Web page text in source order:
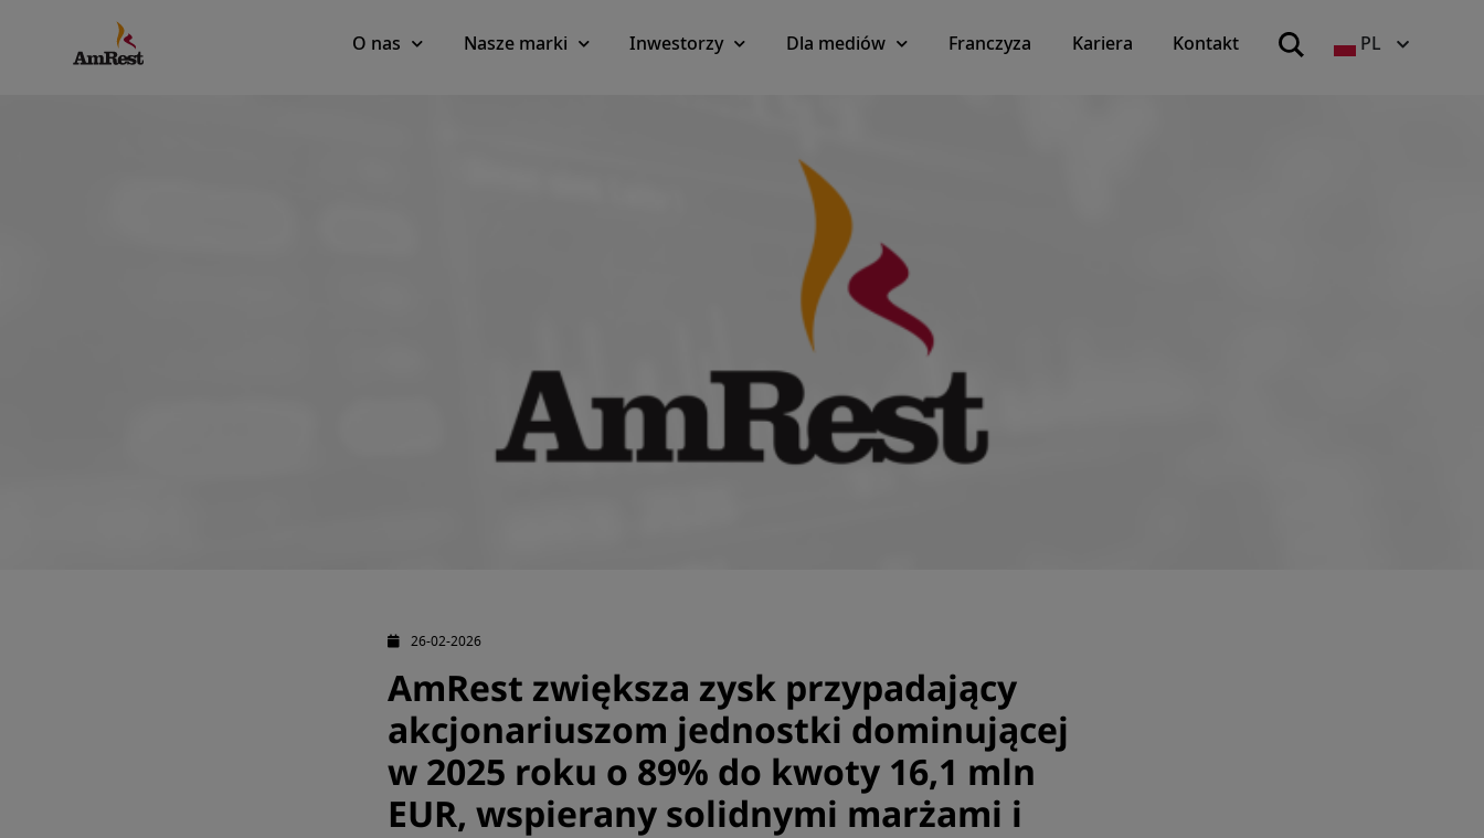
Main
O nas Nasze marki Inwestorzy Dla mediów Franczyza Kariera Kontakt PL
26-02-2026
AmRest zwiększa zysk przypadający
akcjonariuszom jednostki dominującej
w 2025 roku o 89% do kwoty 16,1 mln
EUR, wspierany solidnymi marżami i